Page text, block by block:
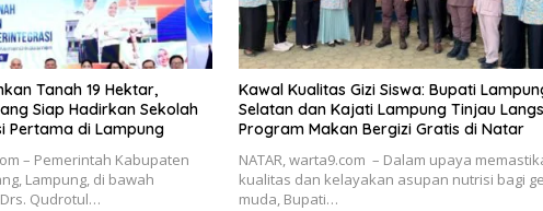
Tanah 19 Hektar,
Siap Hadirkan Sekolah
Pertama di Lampung
– Pemerintah Kabupaten
Lampung, di bawah
Qudrotul…
Kawal Kualitas Gizi Siswa: Bupati
Selatan dan Kajati Lampung Tinjau
Program Makan Bergizi Gratis di Natar
NATAR, warta9.com – Dalam upaya
kualitas dan kelayakan asupan nutrisi bagi
muda, Bupati…